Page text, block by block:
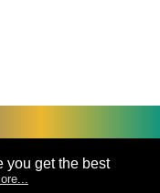
烫设计优势
you get the best